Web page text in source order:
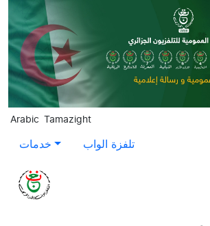
Skip to main content
Arabic Tamazight
خدمات تلفزة الواب